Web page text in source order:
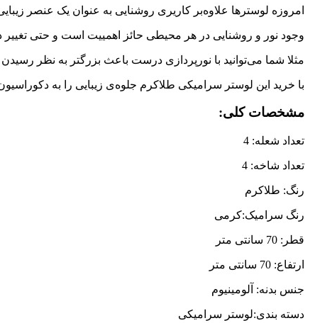
امروزه لوسترها علاوه‌بر کاریری روشنایی به عنوان یک عنصر
وجود نور و روشنایی در هر محیطی حائز اهمییت است و حتی تغییر
مثلا شما می‌توانید با نورپردازی درست باعث بزرگتر به نظر
با خرید این لوستر سرامیکی طلاکرم جلوه‌ی زیبایی را به
مشخصات کلی:
تعداد شعله: 4
تعداد شاخه: 4
رنگ: طلاکرم
رنگ سرامیک:کرمی
قطر: 70 سانتی متر
ارتفاع: 70 سانتی متر
جنس بدنه: آلومینیوم
دسته بندی:لوستر سرامیکی